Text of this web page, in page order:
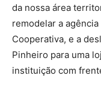
da nossa área
remodelar a
Cooperativa, e a
Pinheiro para uma
instituição com